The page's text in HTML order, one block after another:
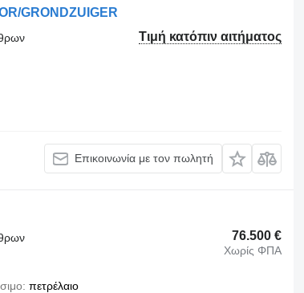
GRONDZUIGER
Τιμή κατόπιν αιτήματος
Επικοινωνία με τον πωλητή
76.500 €
Χωρίς ΦΠΑ
πετρέλαιο